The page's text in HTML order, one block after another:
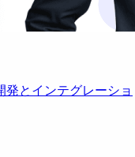
とインテグレーショ